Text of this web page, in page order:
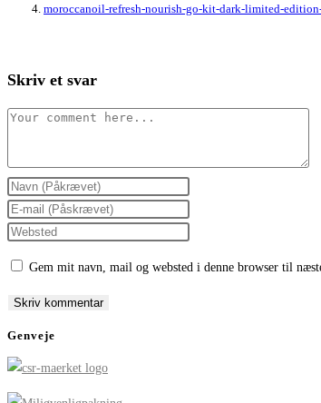
moroccanoil-refresh-nourish-go-kit-dark-limited-
Skriv et svar
Comment
Enter
your
name
to
Enter
your
to
Enter
URL
Gem mit navn, mail og websted i denne browser til
Genveje